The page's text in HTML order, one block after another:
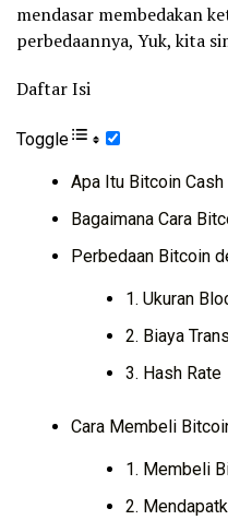
mendasar membedakan
perbedaannya, Yuk, kita
Daftar Isi
Toggle
Apa Itu Bitcoin Cash
Bagaimana Cara
Perbedaan Bitcoin
1. Ukuran
2. Biaya
3. Hash Rate
Cara Membeli
1. Membeli
2.